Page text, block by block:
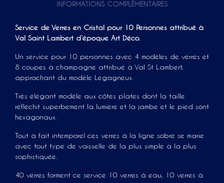
INFORMATIONS COMPLÉMENTAIRES
Service de Verres en Cristal pour 10 Personnes attribué à
Val Saint Lambert d’époque Art Déco.
Un service pour 10 personnes avec 4 modèles de verres et
8 coupes à champagne attribué à Val St Lambert,
approchant du modèle Legagneux.
Très élégant modèle aux côtes plates dont la taille
réfléchit superbement la lumière et la jambe et le pied sont
hexagonaux.
Tout à fait intemporel ces verres à la ligne sobre se marie
avec tout type de vaisselle de la plus simple à la plus
sophistiquée.
40 verres forment ce service 10 verres à eau, 10 verres à